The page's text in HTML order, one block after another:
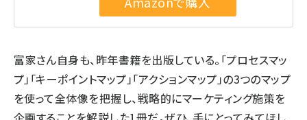
富家さん自身も、昨年書籍を出版している。「プロセスマッ
プ」「キーポイントマップ」「アクションマップ」の3つのマップ
を使って全体像を把握し、戦略的にマーケティング施策を